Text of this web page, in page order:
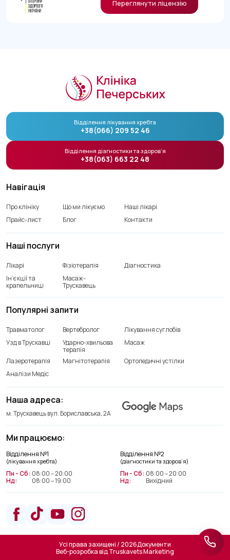
Переглянути ліцензію
Навігація
Про клініку Що ми лікуємо
Наші лікарі
Прайс-лист
Блог Контакти
Наші послуги
Лікарі Фізіотерапія
Діагностика
Ін’єкції та
крапельниці
Масаж-
Трускавець
Ми працюємо:
Відділення №1
(лікування хребта)
Пн - Сб: 08:00 – 20:00
Нд:
08:00 – 19:00
Відділення №2
(діагностики та здоров’я)
Пн - Сб: 08:00 – 20:00
Нд:
Вихідний
Наша адреса:
м. Трускавець вул. Бориславська, 2А
Популярні запити
Травматолог Вертебролог
Лікування суглобів
Узд в Трускавці
Ударно-хвильова
терапія
Масаж
Лазеротерапія Магнітотерапія
Ортопедичні устілки
Аналізи Медіс
Відділення лікування хребта
+38(066) 209 52 46
Відділення діагностики та здоров’я
+38(063) 663 22 48
Усі права захищені / 2026Документи
Веб-розробка відTruskavets Marketing
+38(066) 209 52 46
Відділення діагностики та
здоров’я